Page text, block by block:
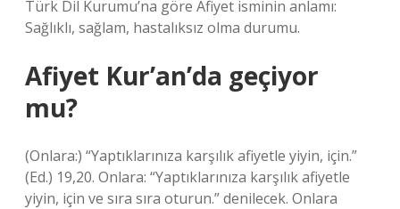
Türk Dil Kurumu’na göre Afiyet isminin anlamı:
Sağlıklı, sağlam, hastalıksız olma durumu.
Afiyet Kur’an’da geçiyor
mu?
(Onlara:) “Yaptıklarınıza karşılık afiyetle yiyin, için.”
(Ed.) 19,20. Onlara: “Yaptıklarınıza karşılık afiyetle
yiyin, için ve sıra sıra oturun.” denilecek. Onlara